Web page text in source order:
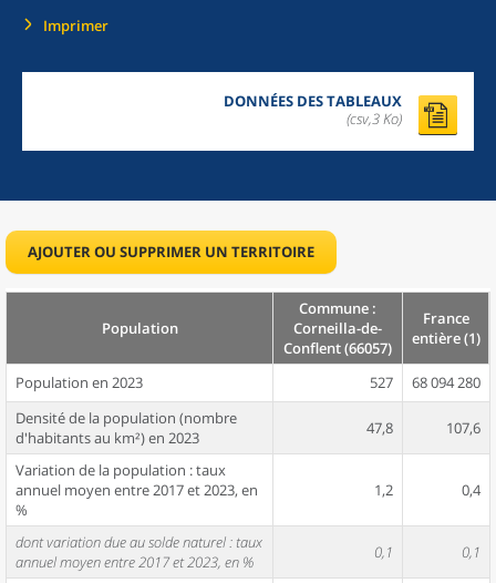
Imprimer
DONNÉES DES TABLEAUX
(csv,3 Ko)
AJOUTER OU SUPPRIMER UN TERRITOIRE
Population
Commune :
Corneilla-de-
Conflent (66057)
France
entière (1)
Population en 2023 527
68 094 280
Densité de la population (nombre
d'habitants au km²) en 2023
47,8 107,6
Variation de la population : taux
annuel moyen entre 2017 et 2023, en
%
1,2 0,4
dont variation due au solde naturel : taux
annuel moyen entre 2017 et 2023, en %
0,1 0,1